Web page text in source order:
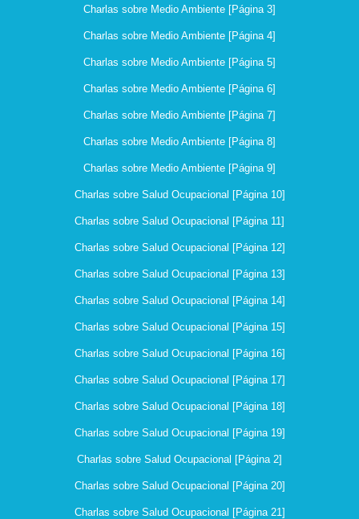
Charlas sobre Medio Ambiente [Página 3]
Charlas sobre Medio Ambiente [Página 4]
Charlas sobre Medio Ambiente [Página 5]
Charlas sobre Medio Ambiente [Página 6]
Charlas sobre Medio Ambiente [Página 7]
Charlas sobre Medio Ambiente [Página 8]
Charlas sobre Medio Ambiente [Página 9]
Charlas sobre Salud Ocupacional [Página 10]
Charlas sobre Salud Ocupacional [Página 11]
Charlas sobre Salud Ocupacional [Página 12]
Charlas sobre Salud Ocupacional [Página 13]
Charlas sobre Salud Ocupacional [Página 14]
Charlas sobre Salud Ocupacional [Página 15]
Charlas sobre Salud Ocupacional [Página 16]
Charlas sobre Salud Ocupacional [Página 17]
Charlas sobre Salud Ocupacional [Página 18]
Charlas sobre Salud Ocupacional [Página 19]
Charlas sobre Salud Ocupacional [Página 2]
Charlas sobre Salud Ocupacional [Página 20]
Charlas sobre Salud Ocupacional [Página 21]